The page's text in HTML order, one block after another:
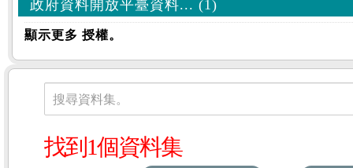
政府資料開放平臺資料... (1)
顯示更多 授權。
資料集
搜尋資料集。
找到1個資料集